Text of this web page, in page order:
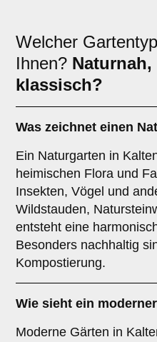
Welcher
Ihnen?
klassisch?
Was zeichnet einen
Ein Naturgarten in
heimischen Flora und
Insekten, Vögel und
Wildstauden,
entsteht eine
Besonders nachhaltig
Kompostierung.
Wie sieht ein
Moderne Gärten in